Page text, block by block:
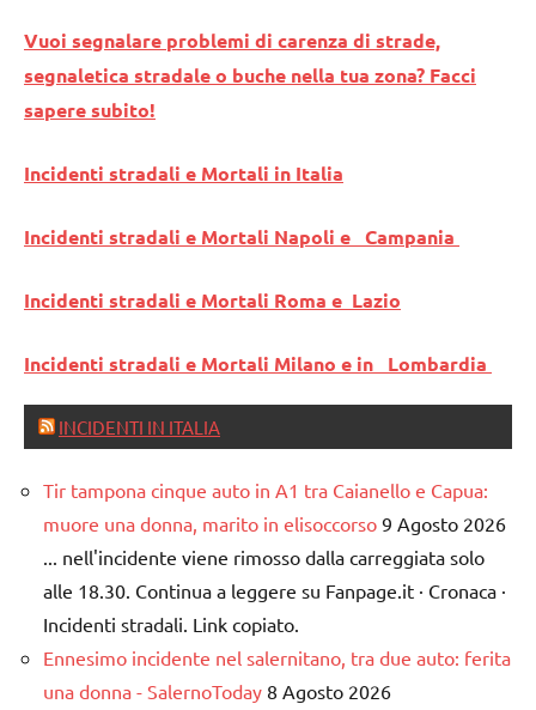
Vuoi segnalare problemi di carenza di strade,
segnaletica stradale o buche nella tua zona? Facci
sapere subito!
Incidenti stradali e Mortali in Italia
Incidenti stradali e Mortali Napoli e Campania
Incidenti stradali e Mortali Roma e Lazio
Incidenti stradali e Mortali Milano e in Lombardia
INCIDENTI IN ITALIA
Tir tampona cinque auto in A1 tra Caianello e Capua:
muore una donna, marito in elisoccorso 9 Agosto 2026
... nell'incidente viene rimosso dalla carreggiata solo
alle 18.30. Continua a leggere su Fanpage.it · Cronaca ·
Incidenti stradali. Link copiato.
Ennesimo incidente nel salernitano, tra due auto: ferita
una donna - SalernoToday 8 Agosto 2026